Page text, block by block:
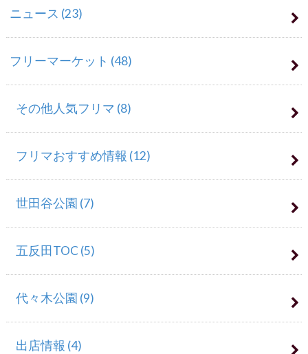
ニュース (23)
フリーマーケット (48)
その他人気フリマ (8)
フリマおすすめ情報 (12)
世田谷公園 (7)
五反田TOC(5)
代々木公園 (9)
出店情報 (4)